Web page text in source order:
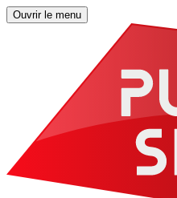
Ouvrir le menu